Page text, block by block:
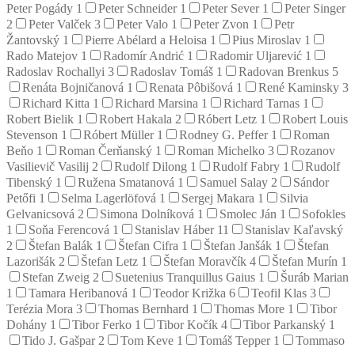
Peter Pogády 1 Peter Schneider 1 Peter Sever 1
Peter Singer
2
Peter Valček 3 Peter Valo 1 Peter Zvon 1
Petr
Žantovský 1 Pierre Abélard a Heloisa 1 Pius Miroslav 1
Rado Matejov 1 Radomír Andrić 1 Radomir Uljarević 1
Radoslav Rochallyi 3 Radoslav Tomáš 1 Radovan Brenkus 5
Renáta Bojničanová 1 Renata Pôbišová 1 René Kaminsky 3
Richard Kitta 1 Richard Marsina 1 Richard Tarnas 1
Robert Bielik 1 Robert Hakala 2 Róbert Letz 1
Robert Louis
Stevenson 1 Róbert Müller 1 Rodney G. Peffer 1
Roman
Beňo 1 Roman Čerňanský 1 Roman Michelko 3
Rozanov
Vasilievič Vasilij 2 Rudolf Dilong 1 Rudolf Fabry 1
Rudolf
Tibenský 1 Ružena Smatanová 1 Samuel Salay 2
Sándor
Petőfi 1 Selma Lagerlöfová 1 Sergej Makara 1
Silvia
Gelvanicsová 2 Simona Dolníková 1 Smolec Ján 1
Sofokles
1
Soňa Ferencová 1 Stanislav Háber 11
Stanislav Kaľavský
2
Štefan Balák 1 Štefan Cifra 1 Štefan Janšák 1
Štefan
Lazorišák 2 Štefan Letz 1 Štefan Moravčík 4 Štefan Murín 1
Stefan Zweig 2 Suetenius Tranquillus Gaius 1
Šuráb Marian
1
Tamara Heribanová 1 Teodor Križka 6 Teofil Klas 3
Terézia Mora 3 Thomas Bernhard 1 Thomas More 1
Tibor
Dohány 1 Tibor Ferko 1 Tibor Kočík 4 Tibor Parkanský 1
Tido J. Gašpar 2 Tom Keve 1 Tomáš Tepper 1
Tommaso